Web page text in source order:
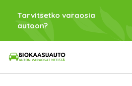
Tarvitsetko varaosia
autoon?